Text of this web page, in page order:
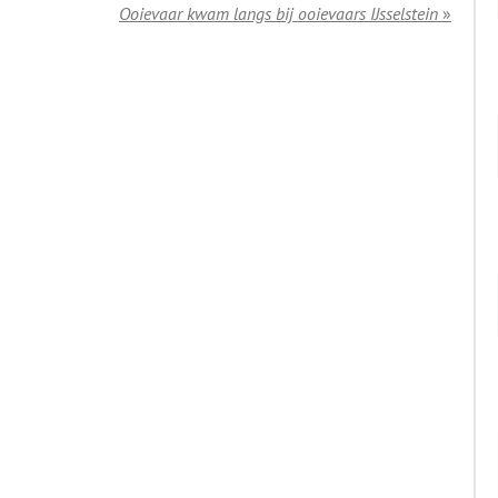
Ooievaar kwam langs bij ooievaars IJsselstein»